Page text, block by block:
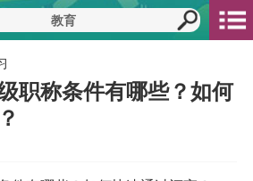
职称条件有哪些？如何